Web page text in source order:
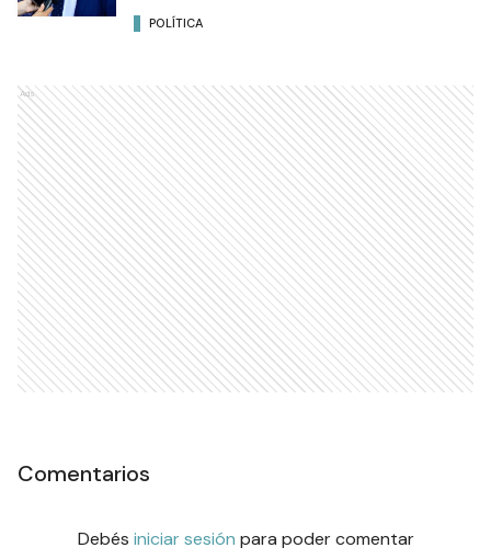
POLÍTICA
Ads
Comentarios
Debés iniciar sesión para poder comentar